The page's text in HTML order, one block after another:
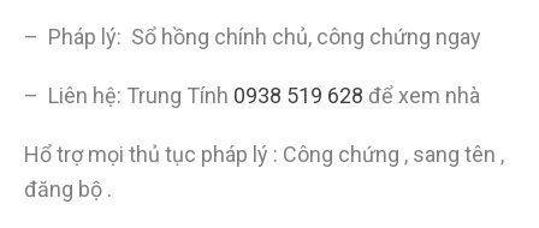
– Pháp lý: Sổ hồng chính chủ, công chứng ngay
– Liên hệ: Trung Tính 0938 519 628 để xem nhà
Hổ trợ mọi thủ tục pháp lý : Công chứng , sang tên ,
đăng bộ .